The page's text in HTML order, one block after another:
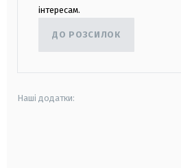
інтересам.
ДО РОЗСИЛОК
Наші додатки: